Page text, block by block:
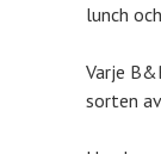
lunch
Varje
sorten